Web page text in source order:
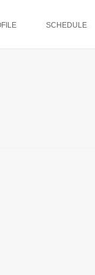
SCHEDULE